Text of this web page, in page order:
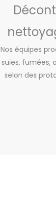
Nos équipes
suies, fumées,
selon des